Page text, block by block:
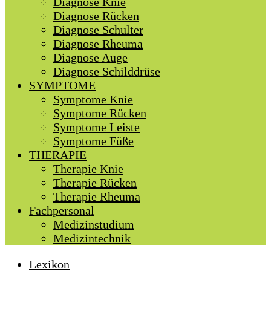
Diagnose Rücken
Diagnose Schulter
Diagnose Rheuma
Diagnose Auge
Diagnose Schilddrüse
SYMPTOME
Symptome Knie
Symptome Rücken
Symptome Leiste
Symptome Füße
THERAPIE
Therapie Knie
Therapie Rücken
Therapie Rheuma
Fachpersonal
Medizinstudium
Medizintechnik
Lexikon